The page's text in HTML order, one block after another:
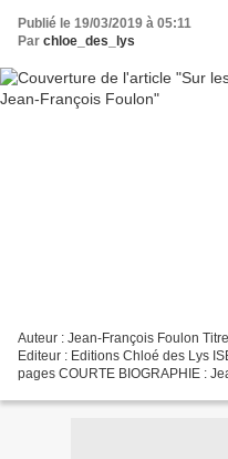
Publié le 19/03/2019 à 05:11
Par chloe_des_lys
Auteur : Jean-François Foulon
Editeur : Editions Chloé des Lys
pages COURTE BIOGRAPHIE :